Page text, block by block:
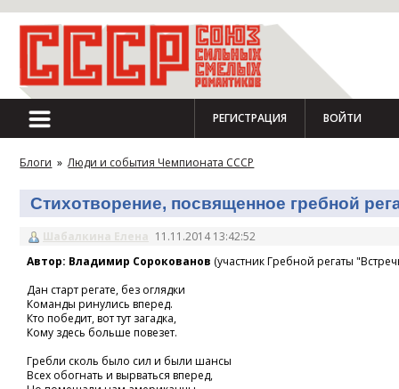
РЕГИСТРАЦИЯ ВОЙТИ
Блоги » Люди и события Чемпионата СССР
Стихотворение, посвященное гребной
Шабалкина Елена 11.11.2014 13:42:52
Автор: Владимир Сорокованов (участник Гребной регаты
Дан старт регате, без оглядки
Команды ринулись вперед.
Кто победит, вот тут загадка,
Кому здесь больше повезет.
Гребли сколь было сил и были шансы
Всех обогнать и вырваться вперед,